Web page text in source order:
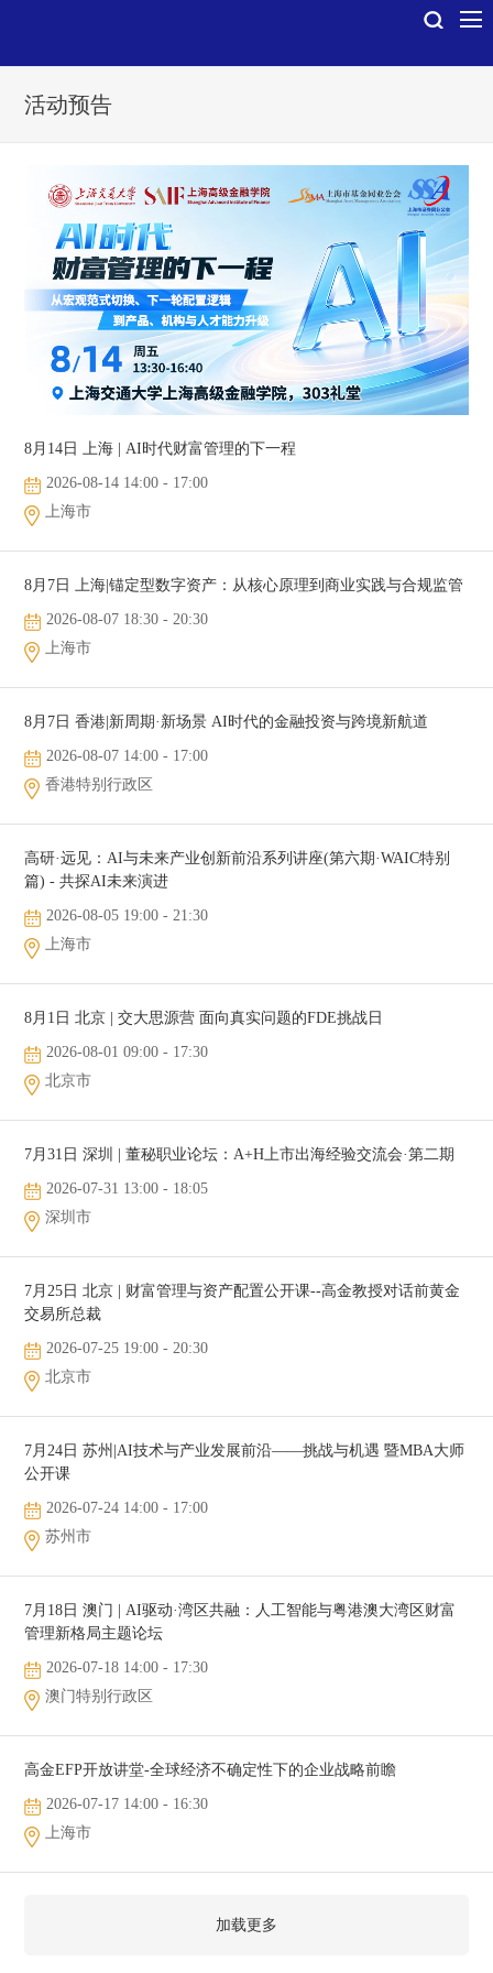
活动预告
8月14日 上海 | AI时代财富管理的下一程
2026-08-14 14:00 - 17:00
上海市
8月7日 上海|锚定型数字资产：从核心原理到商业实践与合规监管
2026-08-07 18:30 - 20:30
上海市
8月7日 香港|新周期·新场景 AI时代的金融投资与跨境新航道
2026-08-07 14:00 - 17:00
香港特别行政区
高研·远见：AI与未来产业创新前沿系列讲座(第六期·WAIC特别
篇) - 共探AI未来演进
2026-08-05 19:00 - 21:30
上海市
8月1日 北京 | 交大思源营 面向真实问题的FDE挑战日
2026-08-01 09:00 - 17:30
北京市
7月31日 深圳 | 董秘职业论坛：A+H上市出海经验交流会·第二期
2026-07-31 13:00 - 18:05
深圳市
7月25日 北京 | 财富管理与资产配置公开课--高金教授对话前黄金
交易所总裁
2026-07-25 19:00 - 20:30
北京市
7月24日 苏州|AI技术与产业发展前沿——挑战与机遇 暨MBA大师
公开课
2026-07-24 14:00 - 17:00
苏州市
7月18日 澳门 | AI驱动·湾区共融：人工智能与粤港澳大湾区财富
管理新格局主题论坛
2026-07-18 14:00 - 17:30
澳门特别行政区
高金EFP开放讲堂-全球经济不确定性下的企业战略前瞻
2026-07-17 14:00 - 16:30
上海市
加载更多